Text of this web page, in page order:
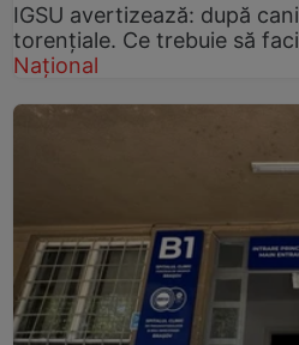
IGSU avertizează: după
torențiale. Ce trebuie să
Național